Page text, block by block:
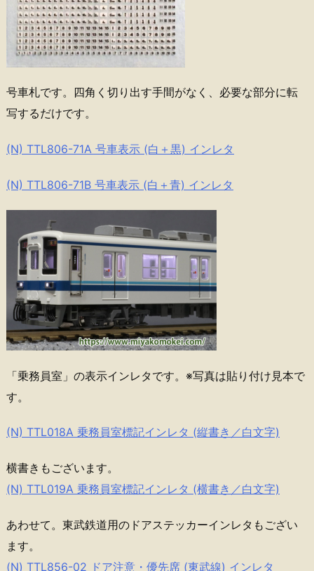
号車札です。四角く切り出す手間がなく、必要な部分に転
写するだけです。
(N) TTL806-71A 号車表示 (白＋黒) インレタ
(N) TTL806-71B 号車表示 (白＋青) インレタ
「乗務員室」の表示インレタです。※写真は貼り付け見本で
す。
(N) TTL018A 乗務員室標記インレタ (縦書き／白文字)
横書きもございます。
(N) TTL019A 乗務員室標記インレタ (横書き／白文字)
あわせて。東武鉄道用のドアステッカーインレタもござい
ます。
(N) TTL856-02 ドア注意・優先席 (東武線) インレタ